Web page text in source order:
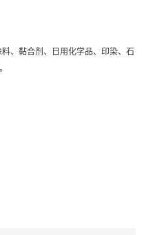
、黏合剂、日用化学品、印染、石